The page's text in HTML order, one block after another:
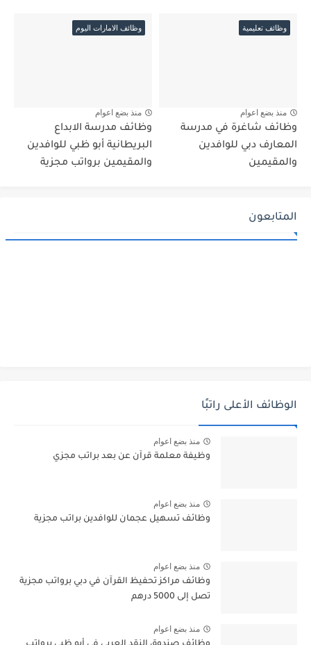
وظائف تعليمية
منذ بضع اعوام
وظائف شاغرة في مدرسة
المعارف دبي للوافدين
والمقيمين
وظائف الامارات اليوم
منذ بضع اعوام
وظائف مدرسة الابداع
البريطانية أبو ظبي للوافدين
والمقيمين برواتب مجزية
المتابعون
الوظائف الأعلى راتبًا
منذ بضع اعوام
وظيفة معلمة قرآن عن بعد براتب مجزي
منذ بضع اعوام
وظائف تسهيل عجمان للوافدين براتب مجزية
منذ بضع اعوام
وظائف مراكز تحفيظ القرآن في دبي برواتب مجزية
تصل إلى 5000 درهم
منذ بضع اعوام